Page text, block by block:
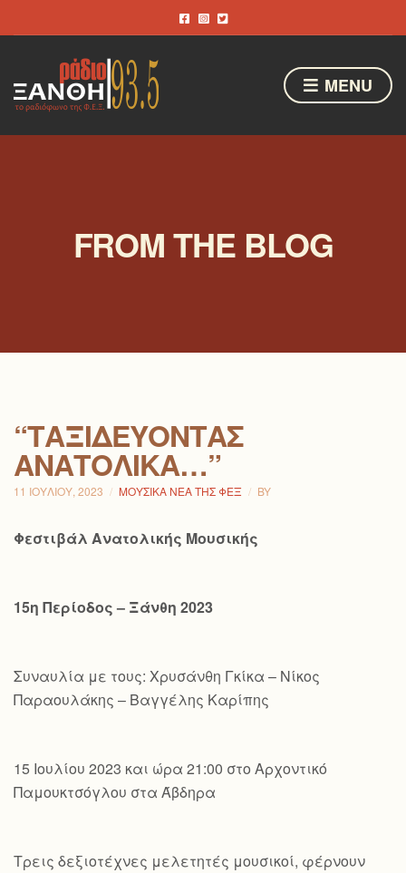
MENU
FROM THE BLOG
“ΤΑΞΙΔΕΎΟΝΤΑΣ
ΑΝΑΤΟΛΙΚΆ…”
11 ΙΟΥΛΊΟΥ, 2023 ΜΟΥΣΙΚΆ ΝΈΑ ΤΗΣ ΦΕΞ BY
Φεστιβάλ Ανατολικής Μουσικής
15η Περίοδος – Ξάνθη 2023
Συναυλία με τους: Χρυσάνθη Γκίκα – Νίκος
Παραουλάκης – Βαγγέλης Καρίπης
15 Ιουλίου 2023 και ώρα 21:00 στο Αρχοντικό
Παμουκτσόγλου στα Άβδηρα
Τρεις δεξιοτέχνες μελετητές μουσικοί, φέρνουν